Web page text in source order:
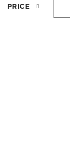
PRICE